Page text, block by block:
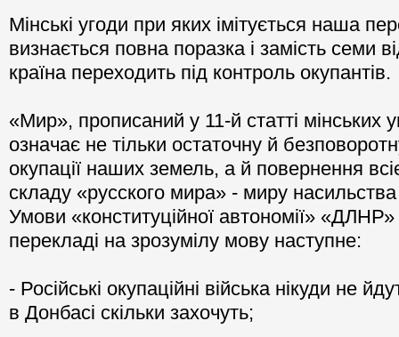
Мінські угоди при яких імітується наша
визнається повна поразка і замість семи
країна переходить під контроль окупантів.
«Мир», прописаний у 11-й статті мінських
означає не тільки остаточну й
окупації наших земель, а й повернення
складу «русского мира» - миру насильства
Умови «конституційної автономії»
перекладі на зрозумілу мову наступне:
- Російські окупаційні війська нікуди не
в Донбасі скільки захочуть;